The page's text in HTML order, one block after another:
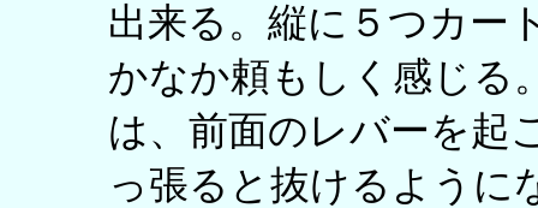
出来る。縦に５つカー
かなか頼もしく感じる
は、前面のレバーを起
っ張ると抜けるように